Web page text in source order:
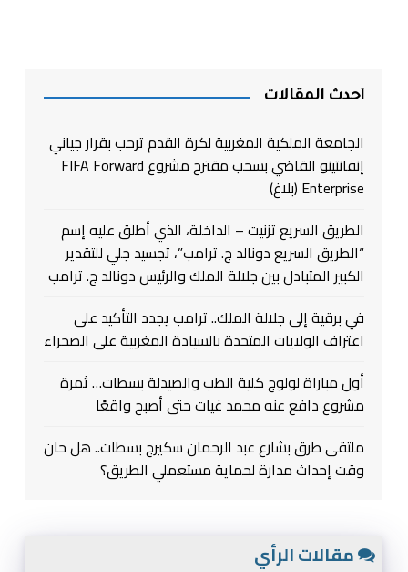
أحدث المقالات
الجامعة الملكية المغربية لكرة القدم ترحب بقرار جياني
إنفانتينو القاضي بسحب مقترح مشروع FIFA Forward
Enterprise (بلاغ)
الطريق السريع تزنيت – الداخلة، الذي أطلق عليه إسم
“الطريق السريع دونالد ج. ترامب”، تجسيد جلي للتقدير
الكبير المتبادل بين جلالة الملك والرئيس دونالد ج. ترامب
في برقية إلى جلالة الملك.. ترامب يجدد التأكيد على
اعتراف الولايات المتحدة بالسيادة المغربية على الصحراء
أول مباراة لولوج كلية الطب والصيدلة بسطات… ثمرة
مشروع دافع عنه محمد غيات حتى أصبح واقعًا
ملتقى طرق بشارع عبد الرحمان سكيرج بسطات.. هل حان
وقت إحداث مدارة لحماية مستعملي الطريق؟
مقالات الرأي